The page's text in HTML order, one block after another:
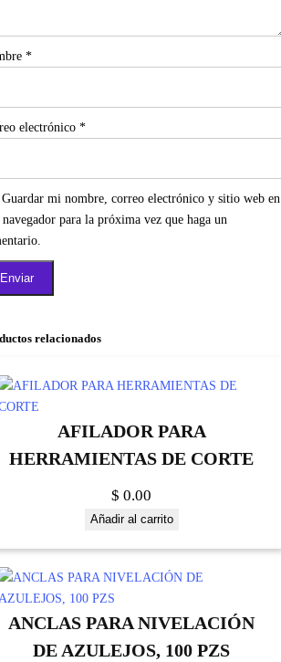
*
electrónico *
Guardar mi nombre, correo electrónico y sitio web en
navegador para la próxima vez que haga un
relacionados
AFILADOR PARA
HERRAMIENTAS DE CORTE
$ 0.00
Añadir al carrito
ANCLAS PARA NIVELACIÓN
DE AZULEJOS, 100 PZS